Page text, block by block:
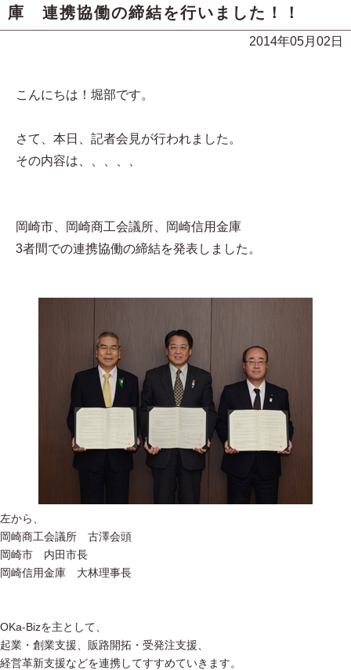
庫 連携協働の締結を行いました！！
2014年05月02日
こんにちは！堀部です。
さて、本日、記者会見が行われました。
その内容は、、、、、
岡崎市、岡崎商工会議所、岡崎信用金庫
3者間での連携協働の締結を発表しました。
左から、
岡崎商工会議所 古澤会頭
岡崎市 内田市長
岡崎信用金庫 大林理事長
OKa-Bizを主として、
起業・創業支援、販路開拓・受発注支援、
経営革新支援などを連携してすすめていきます。